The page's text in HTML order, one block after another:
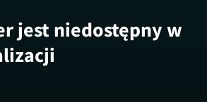
jest niedostępny w